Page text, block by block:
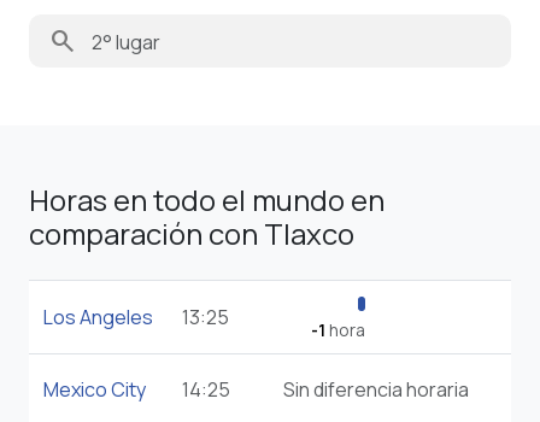
search
Horas en todo el mundo en
comparación con Tlaxco
Los Angeles 13:25 -1 hora
Mexico City 14:25 Sin diferencia horaria